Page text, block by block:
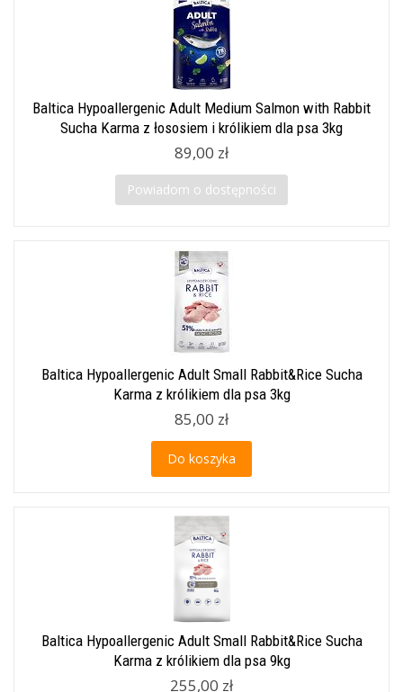
Baltica Hypoallergenic Adult Medium Salmon with Rabbit
Sucha Karma z łososiem i królikiem dla psa 3kg
89,00 zł
Powiadom o dostępności
Baltica Hypoallergenic Adult Small Rabbit&Rice Sucha
Karma z królikiem dla psa 3kg
85,00 zł
Do koszyka
Baltica Hypoallergenic Adult Small Rabbit&Rice Sucha
Karma z królikiem dla psa 9kg
255,00 zł